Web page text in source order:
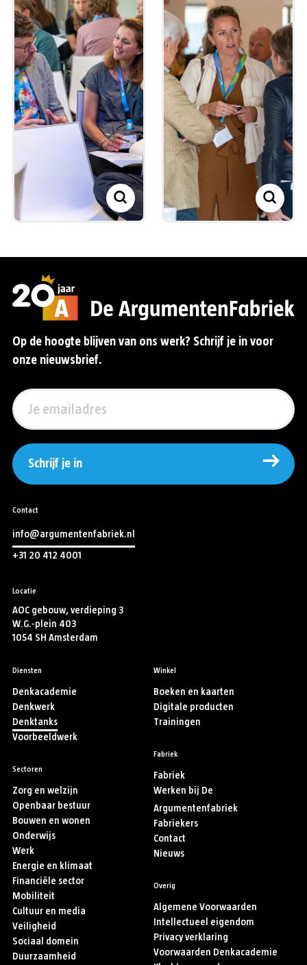
Op de hoogte blijven van ons werk? Schrijf je in voor
onze nieuwsbrief.
Schrijf je in
Contact
info@argumentenfabriek.nl
+31 20 412 4001
Locatie
AOC gebouw, verdieping 3
W.G.-plein 403
1054 SH Amsterdam
Diensten
Denkacademie
Denkwerk
Denktanks
Voorbeeldwerk
Sectoren
Zorg en welzijn
Openbaar bestuur
Bouwen en wonen
Onderwijs
Werk
Energie en klimaat
Financiële sector
Mobiliteit
Cultuur en media
Veiligheid
Sociaal domein
Duurzaamheid
Winkel
Boeken en kaarten
Digitale producten
Trainingen
Fabriek
Fabriek
Werken bij De
Argumentenfabriek
Fabriekers
Contact
Nieuws
Overig
Algemene Voorwaarden
Intellectueel eigendom
Privacy verklaring
Voorwaarden Denkacademie